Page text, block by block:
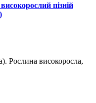
пізній
Рослина високоросла,